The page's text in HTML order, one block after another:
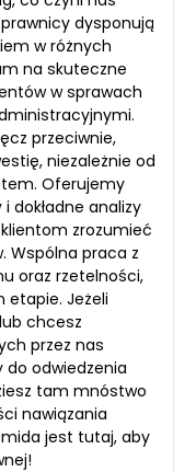
dysponują
w różnych
na skuteczne
w sprawach
przeciwnie,
niezależnie od
Oferujemy
dokładne analizy
zrozumieć
Wspólna praca z
oraz rzetelności,
etapie. Jeżeli
chcesz
przez nas
do odwiedzenia
tam mnóstwo
nawiązania
jest tutaj, aby